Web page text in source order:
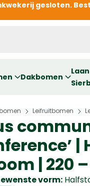
gesloten.
Dakbomen
» Leifruitbomen »
| 220
vorm: